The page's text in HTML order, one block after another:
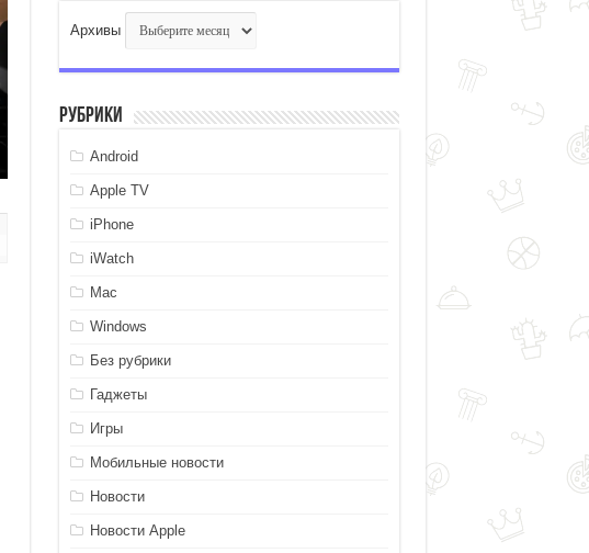
Архивы
Рубрики
Android
Apple TV
iPhone
iWatch
Mac
Windows
Без рубрики
Гаджеты
Игры
Мобильные новости
Новости
Новости Apple